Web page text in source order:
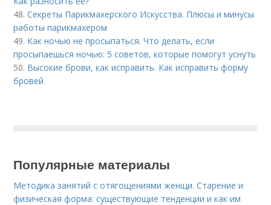
48.Секреты Парикмахерского Искусства. Плюсы и минусы
работы парикмахером
49. Как ночью не просыпаться. Что делать, если
просыпаешься ночью: 5 советов, которые помогут уснуть
50. Высокие брови, как исправить. Как исправить форму
бровей
Популярные материалы
Методика занятий с отягощениями женщи. Старение и
физическая форма: существующие тенденции и как им